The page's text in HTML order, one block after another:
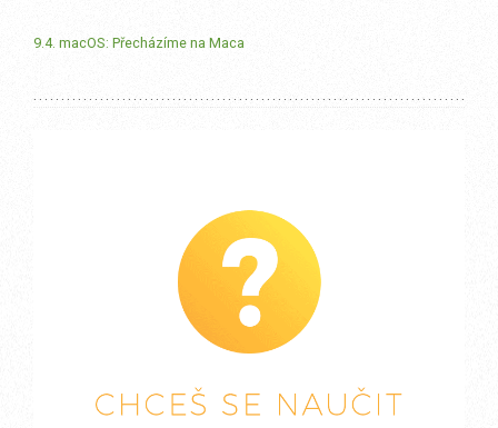
9.4. macOS: Přecházíme na Maca